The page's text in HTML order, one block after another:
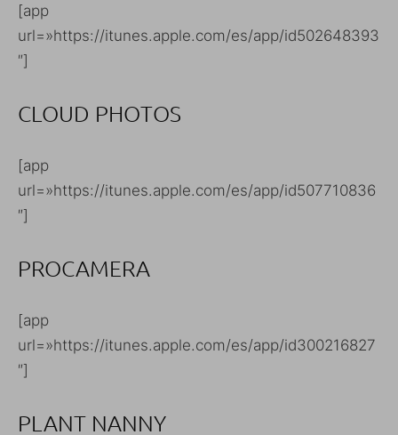
[app
url=»https://itunes.apple.com/es/app/id502648393
″]
CLOUD PHOTOS
[app
url=»https://itunes.apple.com/es/app/id507710836
″]
PROCAMERA
[app
url=»https://itunes.apple.com/es/app/id300216827
″]
PLANT NANNY